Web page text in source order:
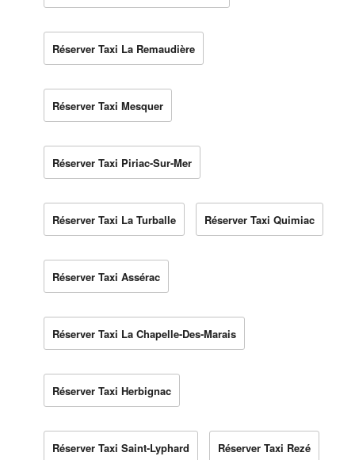
Réserver Taxi La Remaudière
Réserver Taxi Mesquer
Réserver Taxi Piriac-Sur-Mer
Réserver Taxi La Turballe Réserver Taxi Quimiac
Réserver Taxi Assérac
Réserver Taxi La Chapelle-Des-Marais
Réserver Taxi Herbignac
Réserver Taxi Saint-Lyphard Réserver Taxi Rezé